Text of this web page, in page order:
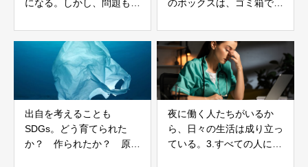
になる。しかし、問題もあ
のボックスは、ゴミ箱では
出自を考えることも
SDGs。どう育てられた
か？ 作られたか？ 原料
夜に働く人たちがいるか
ら、日々の生活は成り立っ
ている。3.すべての人に健